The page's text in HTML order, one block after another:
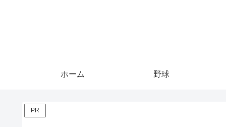
ホーム 野球
PR